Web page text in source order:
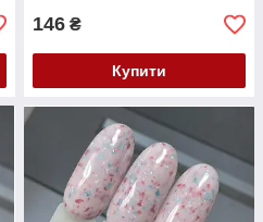
146 ₴
Купити